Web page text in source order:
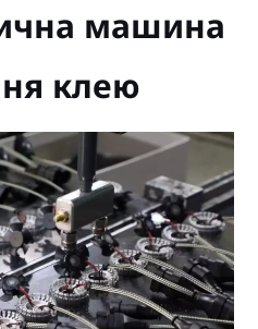
машина
клею